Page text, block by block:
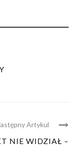
Artykul
NIE WIDZIAŁ –